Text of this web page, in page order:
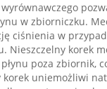
w zbiorniczku.
ciśnienia w
Nieszczelny korek
poza zbiornik,
korek uniemożliwi